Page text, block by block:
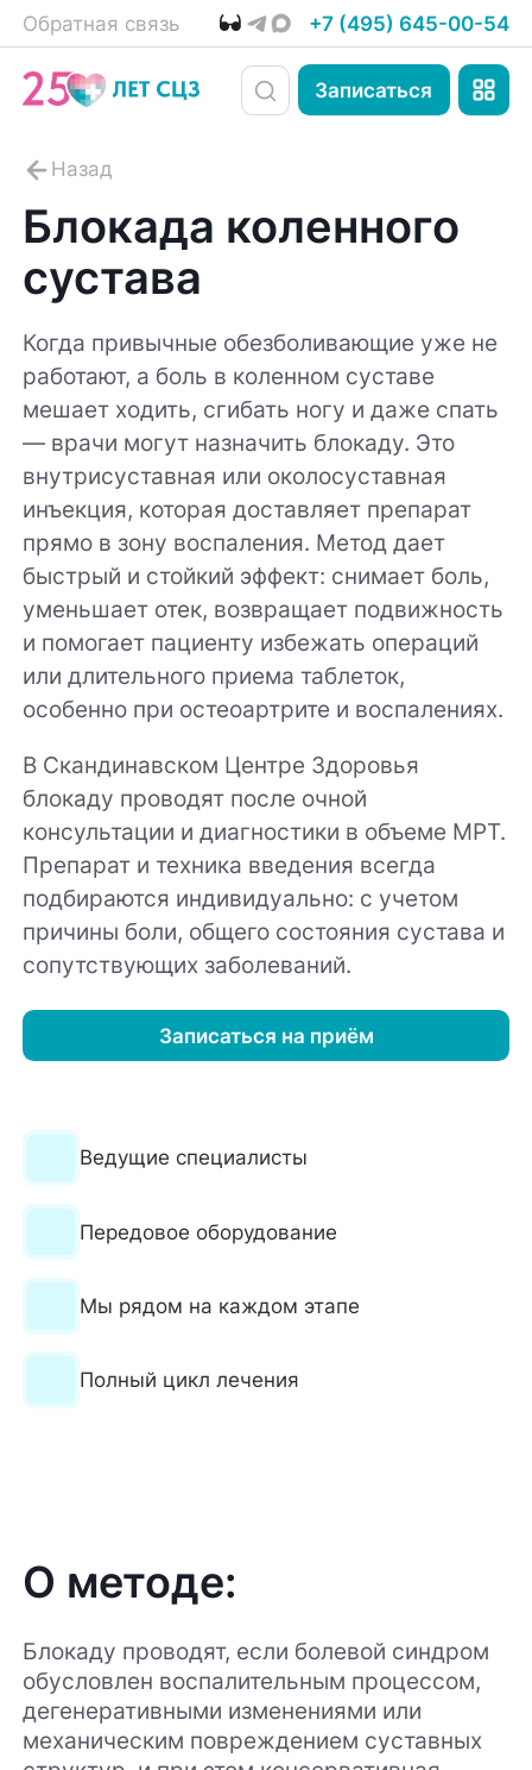
Обратная связь +7 (495) 645-00-54
Записаться
Блокада коленного
сустава
Когда привычные обезболивающие уже не
работают, а боль в коленном суставе
мешает ходить, сгибать ногу и даже спать
— врачи могут назначить блокаду. Это
внутрисуставная или околосуставная
инъекция, которая доставляет препарат
прямо в зону воспаления. Метод дает
быстрый и стойкий эффект: снимает боль,
уменьшает отек, возвращает подвижность
и помогает пациенту избежать операций
или длительного приема таблеток,
особенно при остеоартрите и воспалениях.
В Скандинавском Центре Здоровья
блокаду проводят после очной
консультации и диагностики в объеме МРТ.
Препарат и техника введения всегда
подбираются индивидуально: с учетом
причины боли, общего состояния сустава и
сопутствующих заболеваний.
Записаться на приём
Ведущие специалисты
Передовое оборудование
Мы рядом на каждом этапе
Полный цикл лечения
О методе:
Блокаду проводят, если болевой синдром
обусловлен воспалительным процессом,
дегенеративными изменениями или
механическим повреждением суставных